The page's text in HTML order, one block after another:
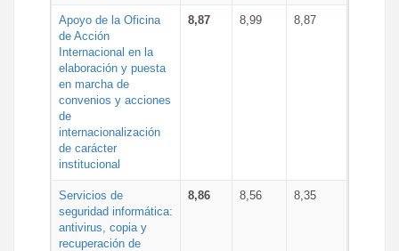
Apoyo de la Oficina
de Acción
Internacional en la
elaboración y puesta
en marcha de
convenios y acciones
de
internacionalización
de carácter
institucional
8,87 8,99 8,87
Servicios de
seguridad informática:
antivirus, copia y
recuperación de
8,86 8,56 8,35